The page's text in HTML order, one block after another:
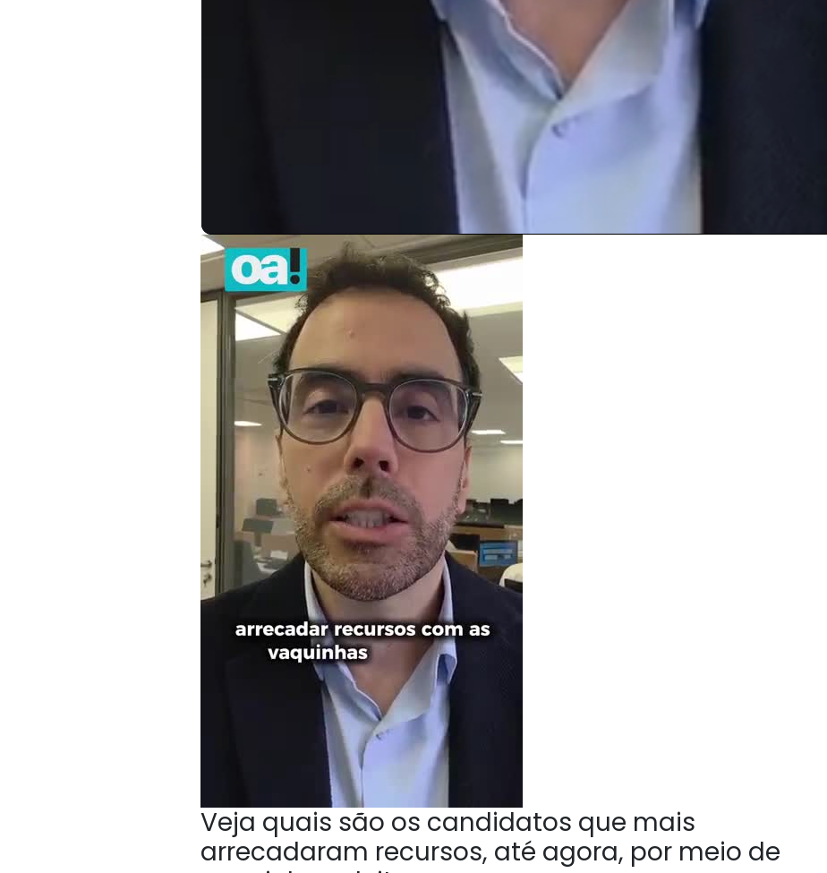
Veja quais são os candidatos que mais
arrecadaram recursos, até agora, por meio de